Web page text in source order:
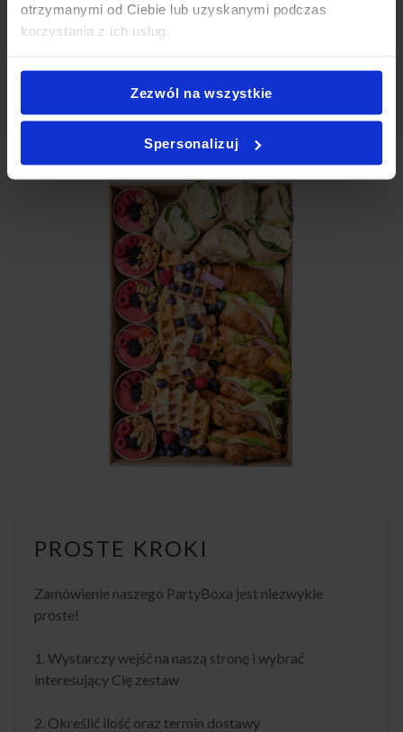
otrzymanymi od Ciebie lub uzyskanymi podczas
korzystania z ich usług.
Zezwól na wszystkie
Spersonalizuj
Catering przekąski Chorzów ,Catering świąteczny Chorzów
Jedzenie impreza firmowa Chorzów
Jak zamówić PartyBox?
PROSTE KROKI
Zamówienie naszego PartyBoxa jest niezwykle
proste!
1. Wystarczy wejść na naszą stronę i wybrać
interesujący Cię zestaw
2. Określić ilość oraz termin dostawy